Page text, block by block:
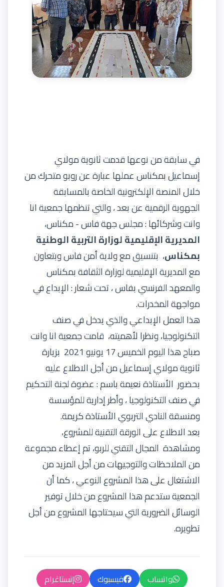
في سابقة من نوعها قدمت ثانوية مولاي
إسماعيل بمكناس عملها عبارة عن روبو متحرك من
خلال المنصة الإلكترونية الخاصة بالمسابقة
الجهوية الرقمية عن بعد ، والتي تنظمها جمعية انا
وانت وشركائها : مجلس جهة فاس - مكناس،
المديرية الإقليمية لوزارة التربية الوطنية
بمكناس، بتنسيق مع ولاية أمن فاس وبتعاون
مع المديرية الإقليمية لوزارة الثقافة بمكناس
والمعهد الفرنسيبفاس ، تحت شعار : الإبداع في
مواجهة المخدرات.
هذا العمل الإبداعي والذي يدخل في صنف
التكنولوجيا، ونظرا لأهميته، قامت جمعية انا وانت
صباح هذا اليوم الخميس 17 يونيو 2021 بزيارة
ثانوية مولاي إسماعيل من أجل الاطلاع عليه
بحضور الأستاذة نعيمة باسم : عضوة لجنة التحكيم
في صنف التكنولوجيا ، وأطر إدارية للمؤسسة
ومنسقة النادي التربوي الأستاذة كريمة.
بعد الاطلاع على الورقة التقنية للمشروع،
ومشاهدة المجال التقني للربو، تم إعطاء مجموعة
من الملاحظات والتوجيهات من أجل المزيد من
الاشتغال على هذا المشروع النوعي ، كما أن
الجمعية ستدعم هذا المشروع من خلال توفير
الوسائل الضرورية التي سيحتاجها المشروع من أجل
تطويره.
واتساب فيسبوك
إنستاغرام